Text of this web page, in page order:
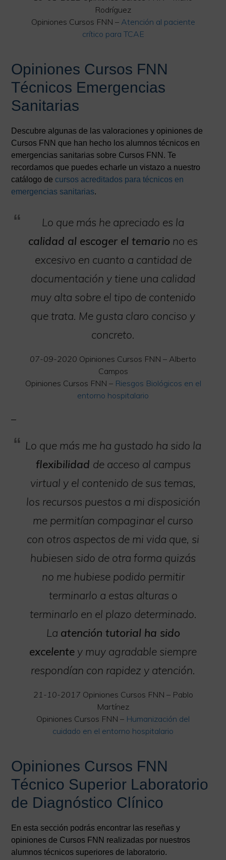
Rodríguez
Opiniones Cursos FNN – Atención al paciente
crítico para TCAE
Opiniones Cursos FNN
Técnicos Emergencias
Sanitarias
Descubre algunas de las valoraciones y opiniones de
Cursos FNN que han hecho los alumnos técnicos en
emergencias sanitarias sobre Cursos FNN. Te
recordamos que puedes echarle un vistazo a nuestro
catálogo de cursos acreditados para técnicos en
emergencias sanitarias.
Lo que más he apreciado es la
calidad al escoger el temario no es
excesivo en cuanto a cantidad de
documentación y tiene una calidad
muy alta sobre el tipo de contenido
que trata. Me gusta claro conciso y
concreto.
07-09-2020 Opiniones Cursos FNN – Alberto
Campos
Opiniones Cursos FNN – Riesgos Biológicos en el
entorno hospitalario
Lo que más me ha gustado ha sido la
flexibilidad de acceso al campus
virtual y el contenido de sus temas,
los recursos puestos a mi disposición
me permitían compaginar el curso
con otros aspectos de mi vida que, si
hubiesen sido de otra forma quizás
no me hubiese podido permitir
terminarlo a estas alturas o
terminarlo en el plazo determinado.
La atención tutorial ha sido
excelente y muy agradable siempre
respondían con rapidez y atención.
21-10-2017 Opiniones Cursos FNN – Pablo
Martínez
Opiniones Cursos FNN – Humanización del
cuidado en el entorno hospitalario
Opiniones Cursos FNN
Técnico Superior Laboratorio
de Diagnóstico Clínico
En esta sección podrás encontrar las reseñas y
opiniones de Cursos FNN realizadas por nuestros
alumnos técnicos superiores de laboratorio.